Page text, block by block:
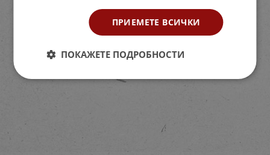
ПРИЕМЕТЕ ВСИЧКИ
ПОКАЖЕТЕ ПОДРОБНОСТИ